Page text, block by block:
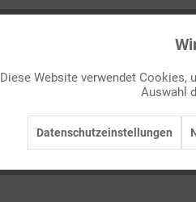
Diese Website verwendet Cookies,
Auswahl
Datenschutzeinstellungen